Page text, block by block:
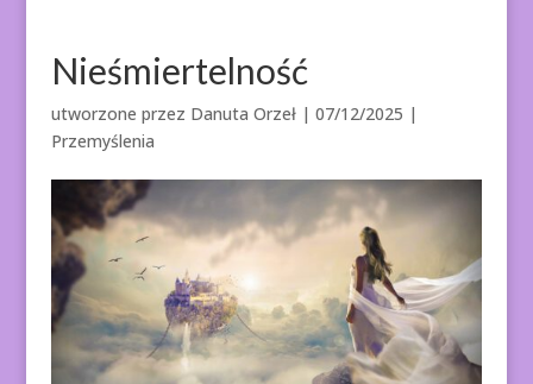
Nieśmiertelność
utworzone przez Danuta Orzeł| 07/12/2025 |
Przemyślenia